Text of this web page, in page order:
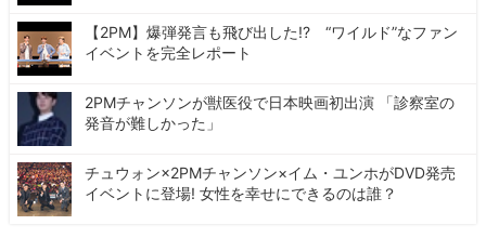
【2PM】爆弾発言も飛び出した!? “ワイルド”なファン
イベントを完全レポート
2PMチャンソンが獣医役で日本映画初出演 「診察室の
発音が難しかった」
チュウォン×2PMチャンソン×イム・ユンホがDVD発売
イベントに登場! 女性を幸せにできるのは誰？